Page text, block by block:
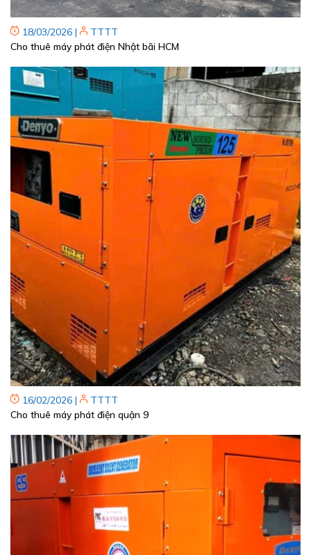
18/03/2026 |
TTTT
Cho thuê máy phát điện Nhật bãi HCM
16/02/2026 |
TTTT
Cho thuê máy phát điện quận 9